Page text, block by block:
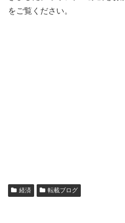
をご覧ください。
経済 転載ブログ